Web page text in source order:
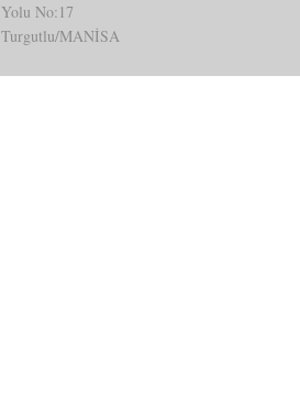
Yolu No:17
Turgutlu/MANİSA